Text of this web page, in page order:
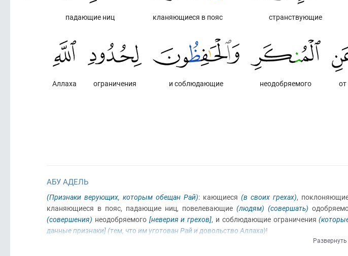
странствующие
кланяющиеся в пояс
падающие ниц
от
неодобряемого
и соблюдающие
ограничения
Аллаха
АБУ АДЕЛЬ
(Признаки верующих, которым обещан Рай): кающиеся (в своих грехах),
кланяющиеся в пояс, падающие ниц, повелевающие(людям) (совершать)
(совершения) неодобряемого [неверия и грехов], и соблюдающие ограничения
данные признаки] (тем, что им уготован Рай и довольство Аллаха)!
Развернуть